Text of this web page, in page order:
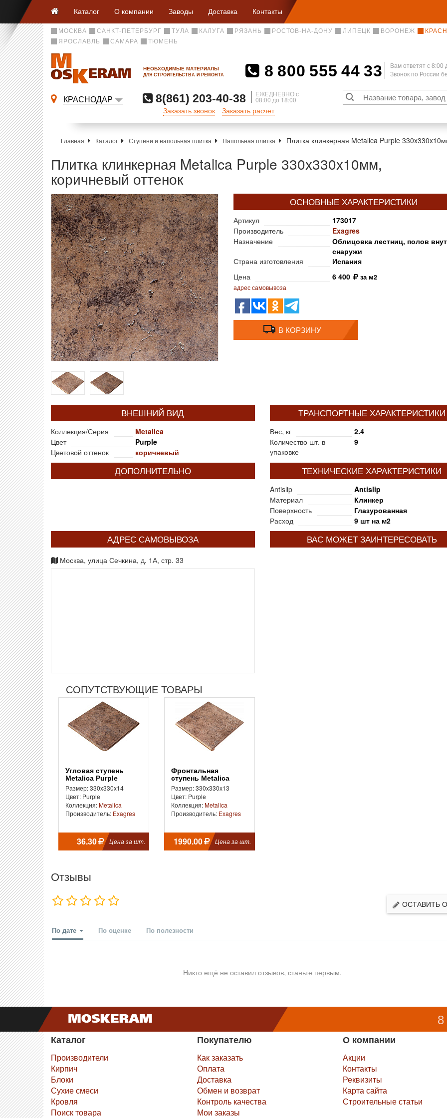
Каталог О компании Заводы Доставка Контакты
МОСКВА САНКТ-ПЕТЕРБУРГ ТУЛА КАЛУГА РЯЗАНЬ РОСТОВ-НА-ДОНУ ЛИПЕЦК ВОРОНЕЖ
ЯРОСЛАВЛЬ
САМАРА ТЮМЕНЬ
НЕОБХОДИМЫЕ МАТЕРИАЛЫ
ДЛЯ СТРОИТЕЛЬСТВА И РЕМОНТА 8 800 555 44 33
Вам ответят c 8:00
Звонок по России
КРАСНОДАР 8(861) 203-40-38 ЕЖЕДНЕВНО с
08:00 до 18:00
Заказать звонок Заказать расчет
Главная Каталог Ступени и напольная плитка Напольная плитка Плитка клинкерная Metalica Purple
Плитка клинкерная Metalica Purple 330x330x10мм,
коричневый оттенок
ОСНОВНЫЕ ХАРАКТЕРИСТИКИ
Артикул
173017
Производитель
Exagres
Назначение
Облицовка лестниц, полов
снаружи
Страна изготовления
Испания
Цена
6 400 за м2
адрес самовывоза
В КОРЗИНУ
ВНЕШНИЙ ВИД
Коллекция/Серия
Metalica
Цвет
Purple
Цветовой оттенок
коричневый
ТРАНСПОРТНЫЕ ХАРАКТЕРИСТИКИ
Вес, кг
2.4
Количество шт. в
упаковке
9
ДОПОЛНИТЕЛЬНО ТЕХНИЧЕСКИЕ ХАРАКТЕРИСТИКИ
Antislip
Antislip
Материал
Клинкер
Поверхность
Глазурованная
Расход
9 шт на м2
АДРЕС САМОВЫВОЗА
Москва, улица Сечкина, д. 1А, стр. 33
ВАС МОЖЕТ ЗАИНТЕРЕСОВАТЬ
СОПУТСТВУЮЩИЕ ТОВАРЫ
Угловая ступень
Metalica Purple
Размер: 330x330x14
Цвет: Purple
Коллекция:Metalica
Производитель: Exagres
36.30 Цена за шт.
Фронтальная
ступень Metalica
Purple
Размер: 330x330x13
Цвет: Purple
Коллекция:Metalica
Производитель: Exagres
1990.00 Цена за шт.
Отзывы
ОСТАВИТЬ
По дате По оценке По полезности
Никто ещё не оставил отзывов, станьте первым.
Каталог
Производители
Кирпич
Блоки
Сухие смеси
Кровля
Поиск товара
Покупателю
Как заказать
Оплата
Доставка
Обмен и возврат
Контроль качества
Мои заказы
О компании
Акции
Контакты
Реквизиты
Карта сайта
Строительные статьи